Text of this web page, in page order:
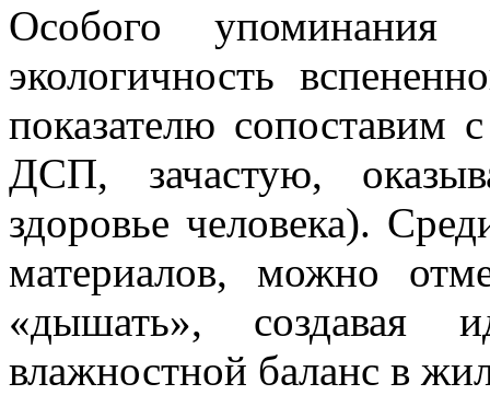
Особого упоминания
экологичность
показателю
ДСП, зачастую,
здоровье человека).
материалов, можно
«дышать», создавая
влажностной баланс в